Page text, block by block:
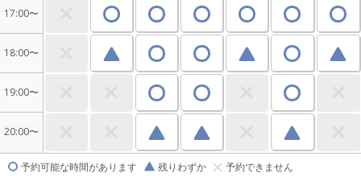
17:00〜
18:00〜
19:00〜
20:00〜
予約可能な時間があります 残りわずか 予約できません